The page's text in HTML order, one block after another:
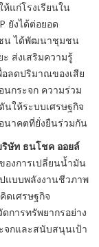
แก่โรงเรียนใน
ยังได้ต่อยอด
น ได้พัฒนาชุมชน
ส่งเสริมความรู้
อลดปริมาณของเสีย
นกระจก ความร่วม
ให้ระบบเศรษฐกิจ
นาคตที่ยั่งยืนร่วมกัน
ษัท ธนโชค ออยล์
องการเปลี่ยนน้ำมัน
แบบพลังงานชีวภาพ
ดเศรษฐกิจ
การทรัพยากรอย่าง
จกและสนับสนุนเป้า